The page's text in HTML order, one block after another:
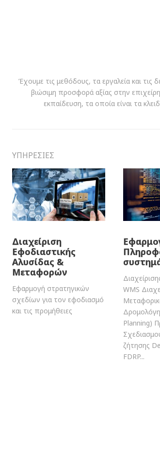
Έχουμε τις μεθόδους, τα εργαλεία και τις
βιώσιμη προσφορά αξίας στην
εκπαίδευση, τα οποία είναι τα
ΥΠΗΡΕΣΙΕΣ
Διαχείριση
Εφοδιαστικής
Αλυσίδας &
Μεταφορών
Εφαρμογή στρατηγικών
σχεδίων για τον εφοδιασμό
και τις προμήθειες
WMS
Planning)
ζήτησης
FDRP...